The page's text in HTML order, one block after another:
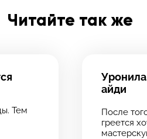
Читайте так же
Тем
Уронила
айди
После
греется
хотите позвонить
договора